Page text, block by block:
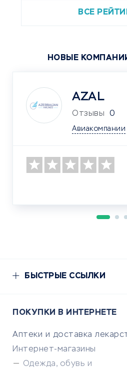
ВСЕ
НОВЫЕ
AZAL
Отзывы 0
Авиакомпании
БЫСТРЫЕ ССЫЛКИ
ПОКУПКИ В ИНТЕРНЕТЕ
Аптеки и доставка
Интернет-магазины
Одежда, обувь и